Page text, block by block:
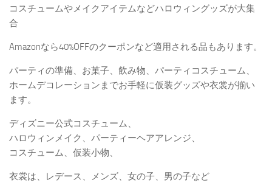
コスチュームやメイクアイテムなどハロウィングッズが大集
合
Amazonなら40%OFFのクーポンなど適用される品もあります。
パーティの準備、お菓子、飲み物、パーティコスチューム、
ホームデコレーションまでお手軽に仮装グッズや衣裳が揃い
ます。
ディズニー公式コスチューム、
ハロウィンメイク、パーティーヘアアレンジ、
コスチューム、仮装小物、
衣裳は、レデース、メンズ、女の子、男の子など